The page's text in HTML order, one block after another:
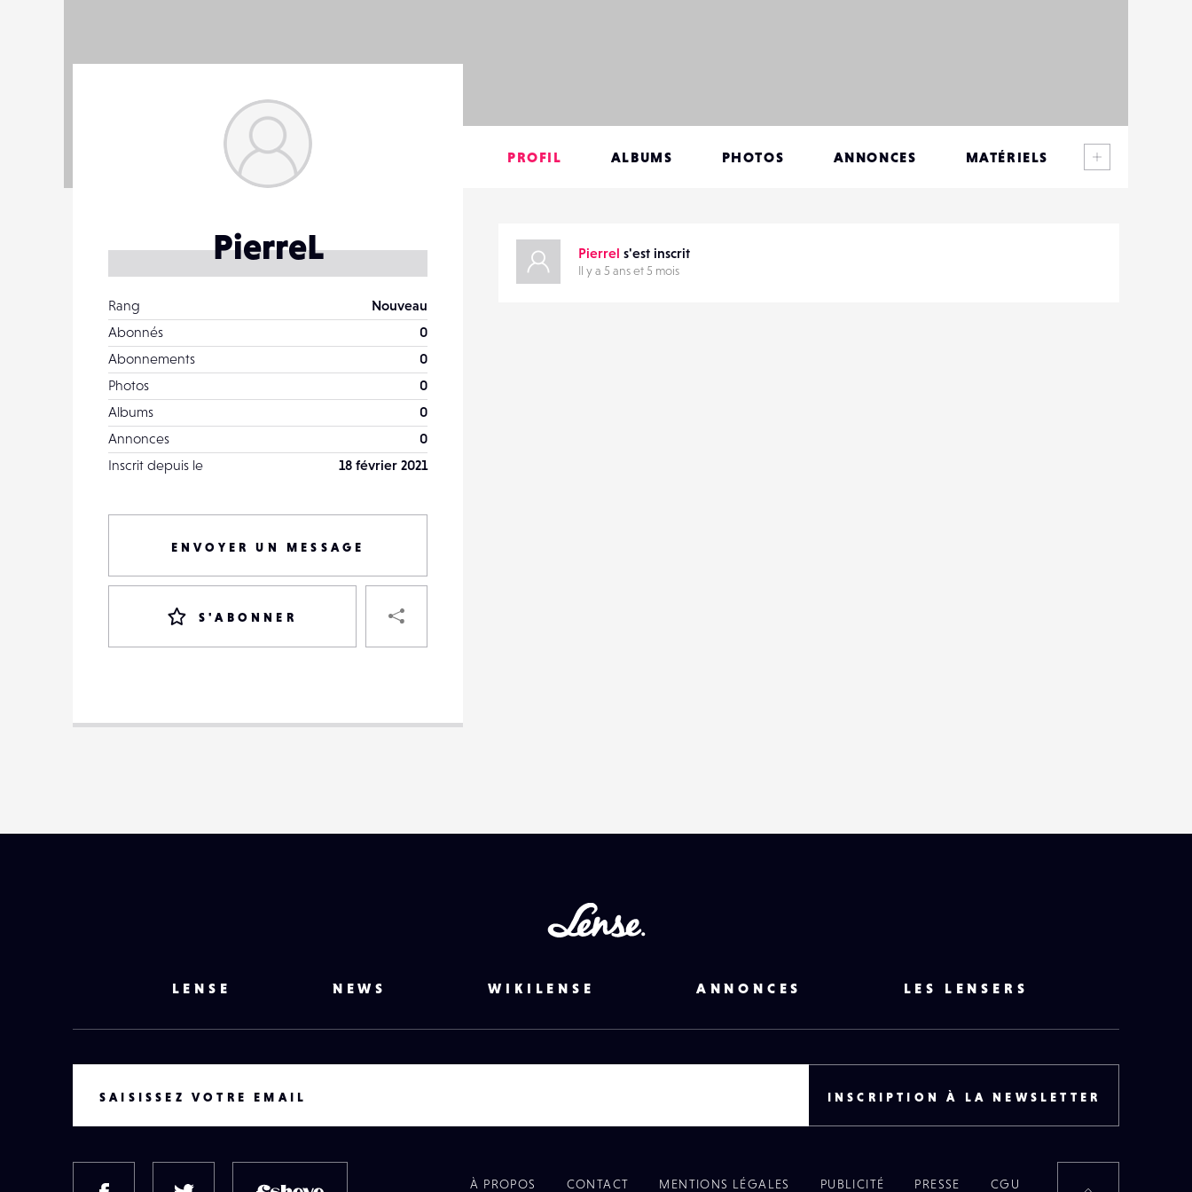
PierreL
Rang
Nouveau
Abonnés
0
Abonnements
0
Photos
0
Albums
0
Annonces
0
Inscrit depuis le
18 février 2021
ENVOYER UN MESSAGE
S'ABONNER
DESTINATAIRE
VOTRE
EMAIL
PROFIL ALBUMS PHOTOS ANNONCES MATÉRIELS
Pierrel s'est inscrit
Il y a 5 ans et 5 mois
LENSE NEWS WIKILENSE ANNONCES LES LENSERS
SAISISSEZ VOTRE EMAIL INSCRIPTION À LA NEWSLETTER
À PROPOS CONTACT MENTIONS LÉGALES PUBLICITÉ PRESSE CGU